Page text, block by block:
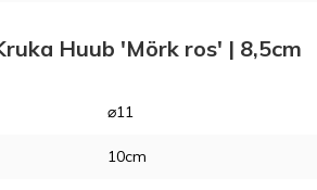
Huub 'Mörk ros' | 8,5cm
⌀11
10cm